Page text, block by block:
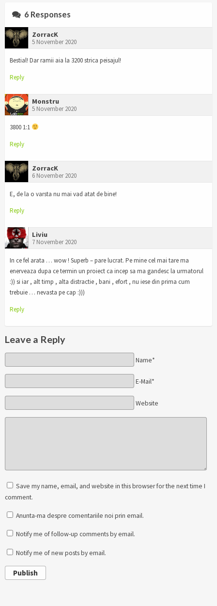
6 Responses
ZorracK
5 November 2020
Bestial! Dar ramii aia la 3200 strica peisajul!
Reply
Monstru
5 November 2020
3800 1:1
Reply
ZorracK
6 November 2020
E, de la o varsta nu mai vad atat de bine!
Reply
Liviu
7 November 2020
In ce fel arata … wow ! Superb – pare lucrat. Pe mine cel mai tare ma
enerveaza dupa ce termin un proiect ca incep sa ma gandesc la urmatorul
:)) si iar , alt timp , alta distractie , bani , efort , nu iese din prima cum
trebuie … nevasta pe cap :)))
Reply
Leave a Reply
Name*
E-Mail*
Website
Save my name, email, and website in this browser for the next time I
comment.
Anunta-ma despre comentariile noi prin email.
Notify me of follow-up comments by email.
Notify me of new posts by email.
Publish